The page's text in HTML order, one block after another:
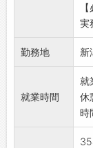
を
成
【
・
・
・
変
実
勤務地 新
就業時間
就
休
時